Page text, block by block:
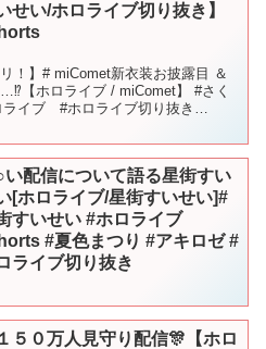
せい/ホロライブ切り抜き】
！】# miComet新衣装お披露目 ＆
【ホロライブ / miComet】 #さく
イブ #ホロライブ切り抜き
い配信について語る星街すい
[ホロライブ/星街すいせい]#
すいせい #ホロライブ
#夏色まつり #アキロゼ #
ライブ切り抜き
５０万人見守り配信🎊【ホロ